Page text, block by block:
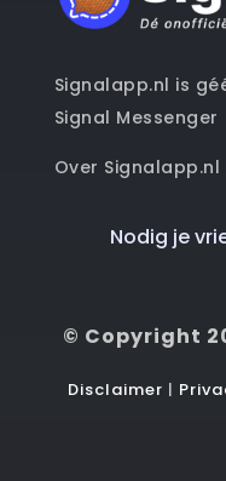
Signalapp.nl is
Signal Messenger
Over Signalapp.nl
Nodig je
© Copyright
Disclaimer |